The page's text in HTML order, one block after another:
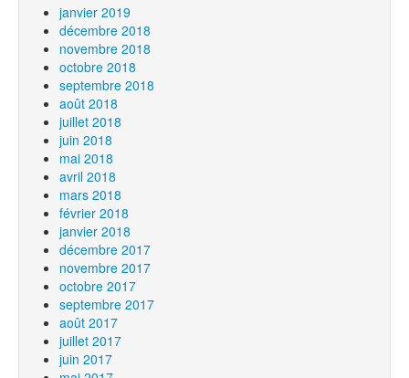
janvier 2019
décembre 2018
novembre 2018
octobre 2018
septembre 2018
août 2018
juillet 2018
juin 2018
mai 2018
avril 2018
mars 2018
février 2018
janvier 2018
décembre 2017
novembre 2017
octobre 2017
septembre 2017
août 2017
juillet 2017
juin 2017